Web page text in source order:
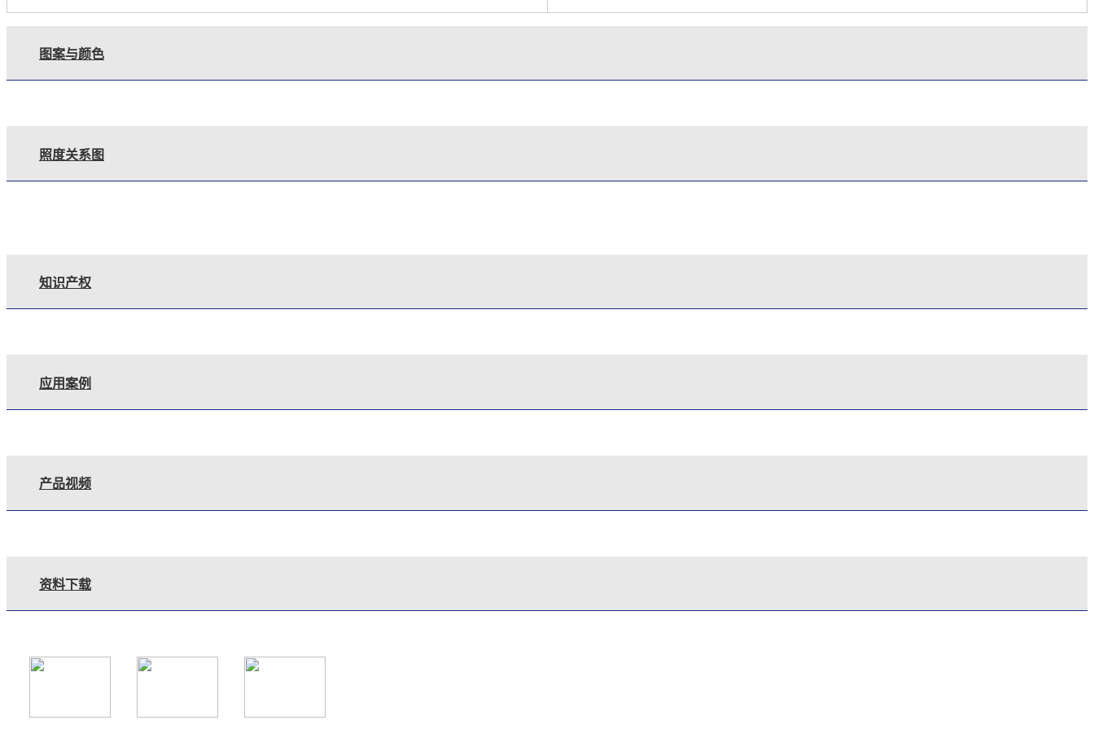
图案与颜色
照度关系图
知识产权
应用案例
产品视频
资料下载